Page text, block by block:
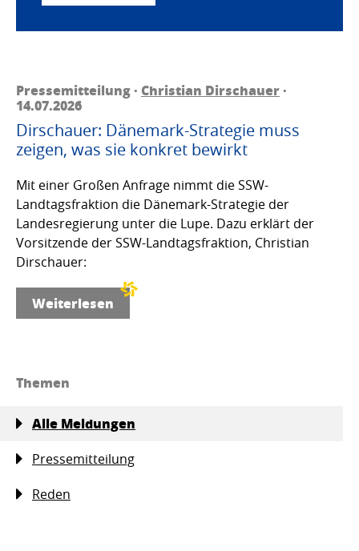
Pressemitteilung · Christian Dirschauer·
14.07.2026
Dirschauer: Dänemark-Strategie muss
zeigen, was sie konkret bewirkt
Mit einer Großen Anfrage nimmt die SSW-
Landtagsfraktion die Dänemark-Strategie der
Landesregierung unter die Lupe. Dazu erklärt der
Vorsitzende der SSW-Landtagsfraktion, Christian
Dirschauer:
Weiterlesen
Themen
Alle Meldungen
Pressemitteilung
Reden